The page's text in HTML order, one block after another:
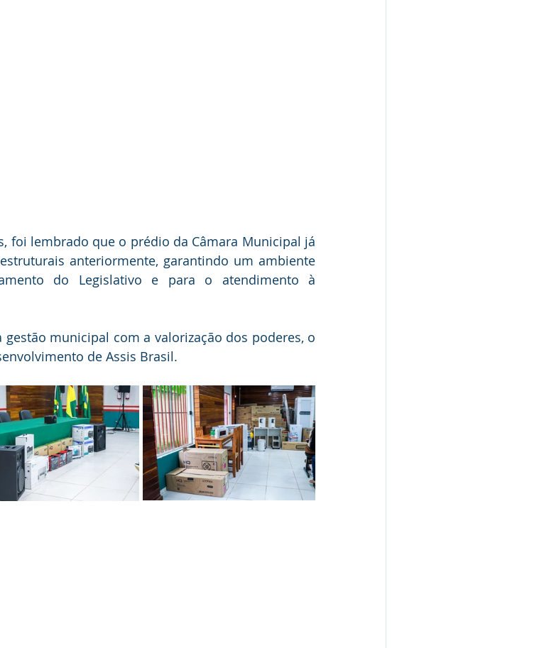
foi lembrado que o prédio da Câmara Municipal já
anteriormente, garantindo um ambiente
do Legislativo e para o atendimento à
municipal com a valorização dos poderes, o
de Assis Brasil.